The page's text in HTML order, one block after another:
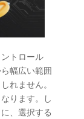
トロール
幅広い範囲
れません。
ります。し
、選択する